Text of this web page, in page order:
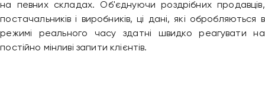
на певних складах. Об'єднуючи роздрібних продавців,
постачальників і виробників, ці дані, які обробляються в
режимі реального часу здатні швидко реагувати на
постійно мінливі запити клієнтів.